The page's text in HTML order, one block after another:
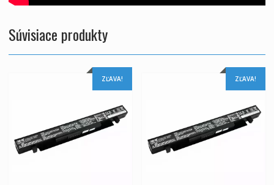
Súvisiace produkty
ZĽAVA! ZĽAVA!